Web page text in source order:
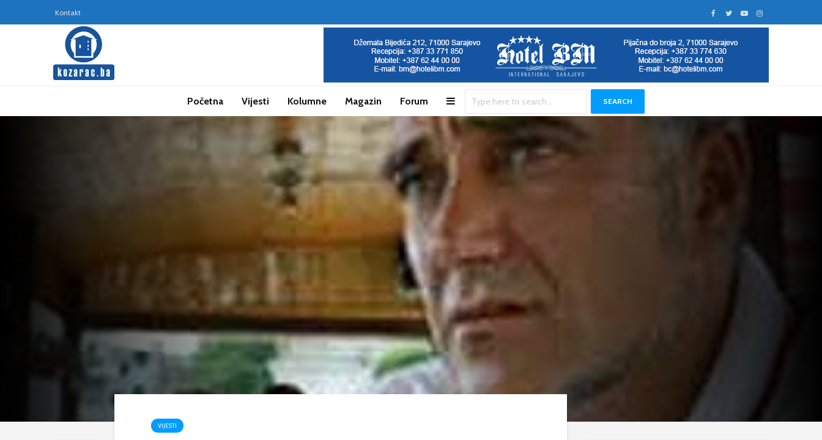
Kontakt
Početna Vijesti Kolumne Magazin Forum SEARCH
VIJESTI